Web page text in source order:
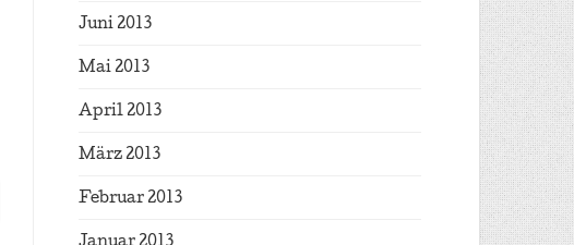
Juni 2013
Mai 2013
April 2013
März 2013
Februar 2013